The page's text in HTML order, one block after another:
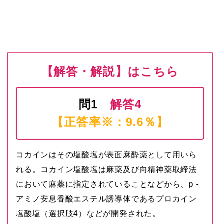
【解答・解説】はこちら
問1 解答4
【正答率※：9.6％】
コカインはその塩酸塩が表面麻酔薬として用いら
れる。コカイン塩酸塩は麻薬及び向精神薬取締法
において麻薬に指定されていることなどから、p -
アミノ安息香酸エステル誘導体であるプロカイン
塩酸塩（選択肢4）などが開発された。